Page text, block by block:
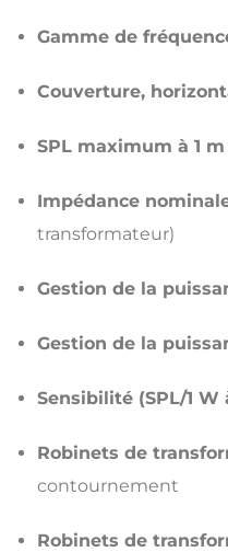
Gamme de
Couverture,
SPL maximum à 1 m
Impédance
transformateur)
Gestion de la
Gestion de la
Sensibilité (SPL/1 W
Robinets de
contournement
Robinets de